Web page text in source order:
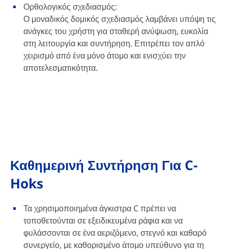
Ορθολογικός σχεδιασμός:
Ο μοναδικός δομικός σχεδιασμός λαμβάνει υπόψη τις
ανάγκες του χρήστη για σταθερή ανύψωση, ευκολία
στη λειτουργία και συντήρηση. Επιτρέπει τον απλό
χειρισμό από ένα μόνο άτομο και ενισχύει την
αποτελεσματικότητα.
Καθημερινή Συντήρηση Για C-
Hoks
Τα χρησιμοποιημένα άγκιστρα C πρέπει να
τοποθετούνται σε εξειδικευμένα ράφια και να
φυλάσσονται σε ένα αεριζόμενο, στεγνό και καθαρό
συνεργείο, με καθορισμένο άτομο υπεύθυνο για τη